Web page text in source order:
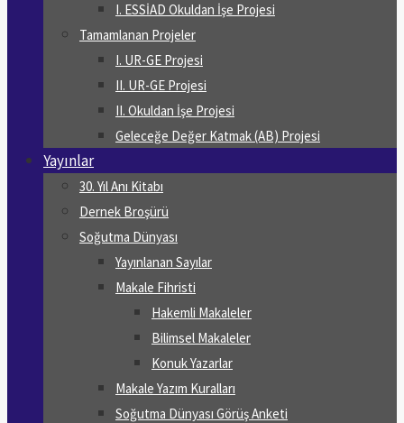
I. ESSİAD Okuldan İşe Projesi
Tamamlanan Projeler
I. UR-GE Projesi
II. UR-GE Projesi
II. Okuldan İşe Projesi
Geleceğe Değer Katmak (AB) Projesi
Yayınlar
30. Yıl Anı Kitabı
Dernek Broşürü
Soğutma Dünyası
Yayınlanan Sayılar
Makale Fihristi
Hakemli Makaleler
Bilimsel Makaleler
Konuk Yazarlar
Makale Yazım Kuralları
Soğutma Dünyası Görüş Anketi